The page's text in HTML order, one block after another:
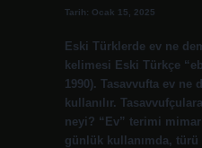
Tarih: Ocak 15, 2025
Eski Türklerde ev ne
kelimesi Eski Türkçe
1990). Tasavvufta ev ne
kullanılır.
neyi? “Ev” terimi
günlük kullanımda,